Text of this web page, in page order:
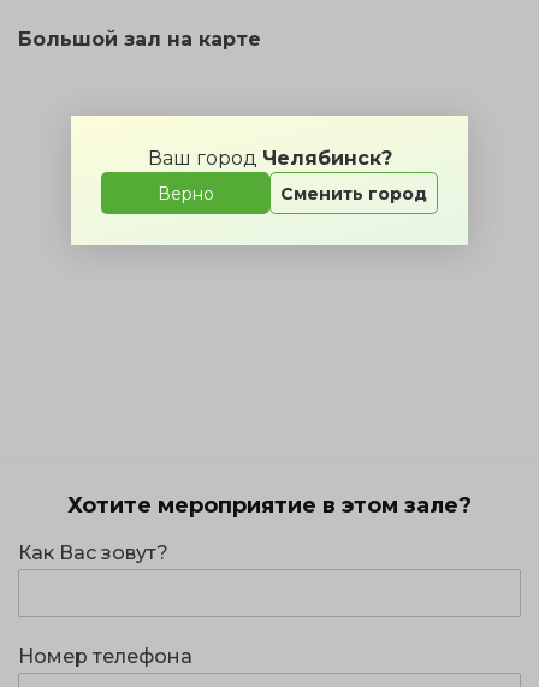
Ваш город Челябинск?
Верно Сменить город
Большой зал на карте
Хотите мероприятие в этом зале?
Как Вас зовут?
Номер телефона